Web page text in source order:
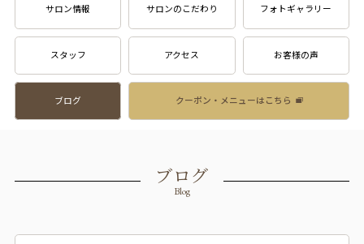
サロン情報 サロンのこだわり フォトギャラリー
スタッフ アクセス お客様の声
ブログ クーポン・メニューはこちら
ブログ
Blog